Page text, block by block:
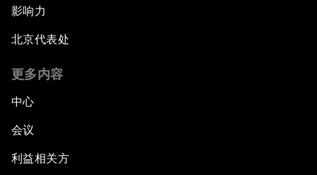
影响力
北京代表处
更多内容
中心
会议
利益相关方